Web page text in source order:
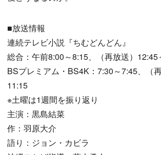
■放送情報
連続テレビ小説『ちむどんどん』
総合：午前8:00～8:15、（再放送）12:45
BSプレミアム・BS4K：7:30～7:45、（
11:15
※土曜は1週間を振り返り
主演：黒島結菜
作：羽原大介
語り：ジョン・カビラ